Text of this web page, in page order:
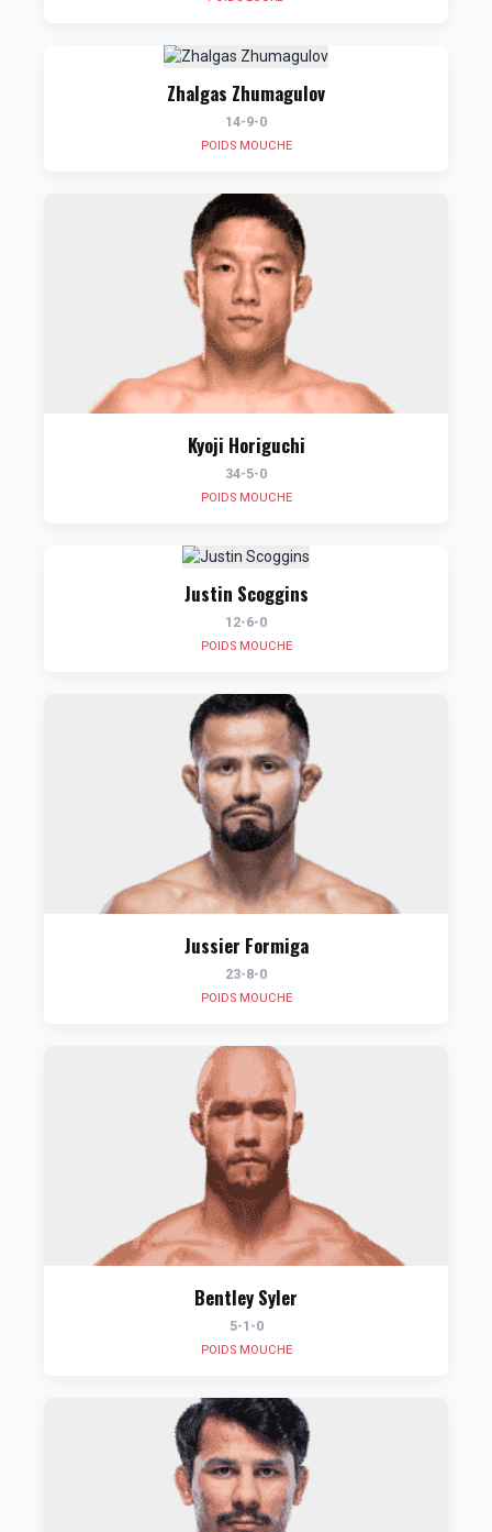
Zhalgas Zhumagulov
14-9-0
POIDS MOUCHE
Kyoji Horiguchi
34-5-0
POIDS MOUCHE
Justin Scoggins
12-6-0
POIDS MOUCHE
Jussier Formiga
23-8-0
POIDS MOUCHE
Bentley Syler
5-1-0
POIDS MOUCHE